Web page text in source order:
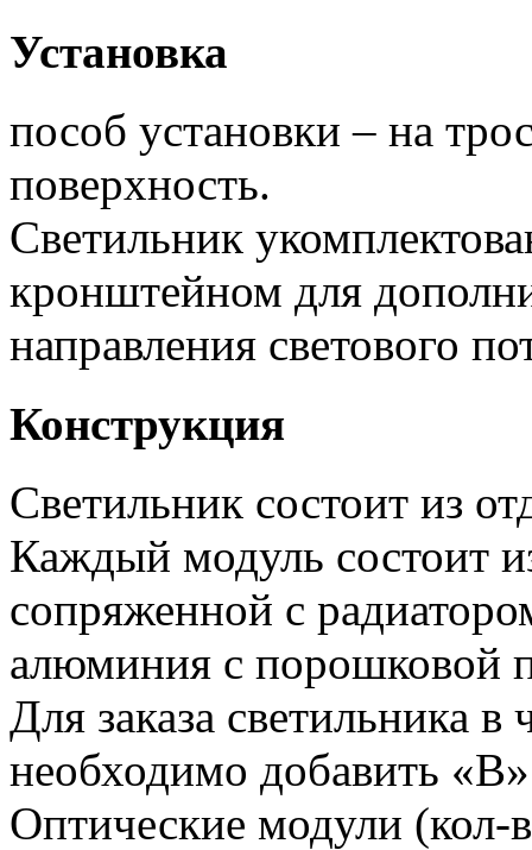
Установка
пособ установки – на
поверхность.
Светильник
кронштейном для
направления светового
Конструкция
Светильник состоит из
Каждый модуль состоит
сопряженной с
алюминия с порошковой
Для заказа светильника
необходимо добавить
Оптические модули (кол-